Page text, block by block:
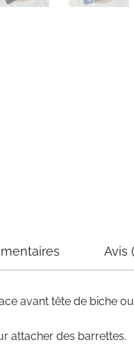
Avis
avant tête de biche
attacher des barrettes.